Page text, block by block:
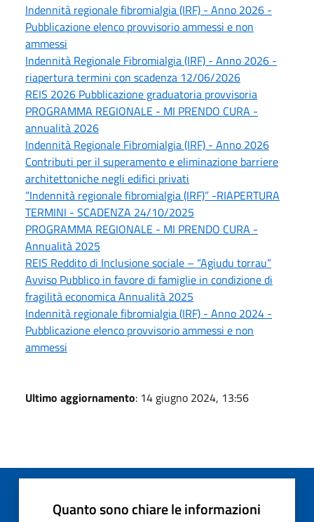
Indennità regionale fibromialgia (IRF) - Anno 2026 -
Pubblicazione elenco provvisorio ammessi e non
ammessi
Indennità Regionale Fibromialgia (IRF) - Anno 2026 -
riapertura termini con scadenza 12/06/2026
REIS 2026 Pubblicazione graduatoria provvisoria
PROGRAMMA REGIONALE - MI PRENDO CURA -
annualità 2026
Indennità Regionale Fibromialgia (IRF) - Anno 2026
Contributi per il superamento e eliminazione barriere
architettoniche negli edifici privati
“Indennità regionale fibromialgia (IRF)” -RIAPERTURA
TERMINI - SCADENZA 24/10/2025
PROGRAMMA REGIONALE - MI PRENDO CURA -
Annualità 2025
REIS Reddito di Inclusione sociale – “Agiudu torrau”
Avviso Pubblico in favore di famiglie in condizione di
fragilità economica Annualità 2025
Indennità regionale fibromialgia (IRF) - Anno 2024 -
Pubblicazione elenco provvisorio ammessi e non
ammessi
Ultimo aggiornamento: 14 giugno 2024, 13:56
Quanto sono chiare le informazioni